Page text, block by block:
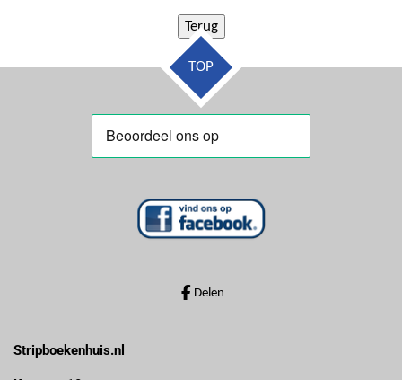
TOP
Delen
Stripboekenhuis.nl